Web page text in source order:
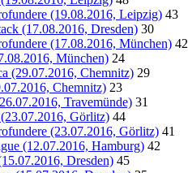
(19.08.2016, Leipzig) 43
(17.08.2016, Dresden) 30
(17.08.2016, München) 42
München) 24
(29.07.2016, Chemnitz) 29
Chemnitz) 23
Travemünde) 31
Görlitz) 44
(23.07.2016, Görlitz) 41
(12.07.2016, Hamburg) 42
Dresden) 45